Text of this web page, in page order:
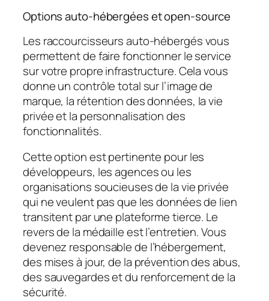
Options auto-hébergées et open-source
Les raccourcisseurs auto-hébergés vous
permettent de faire fonctionner le service
sur votre propre infrastructure. Cela vous
donne un contrôle total sur l’image de
marque, la rétention des données, la vie
privée et la personnalisation des
fonctionnalités.
Cette option est pertinente pour les
développeurs, les agences ou les
organisations soucieuses de la vie privée
qui ne veulent pas que les données de lien
transitent par une plateforme tierce. Le
revers de la médaille est l’entretien. Vous
devenez responsable de l’hébergement,
des mises à jour, de la prévention des abus,
des sauvegardes et du renforcement de la
sécurité.